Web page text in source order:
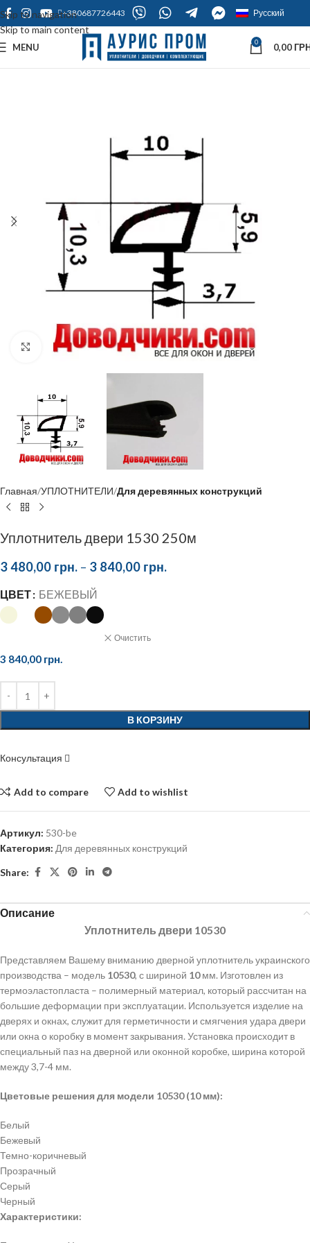
Skip to navigation
Skip to main content
+380687726443 Русский
MENU 0 0,00
Click to enlarge
Главная УПЛОТНИТЕЛИ Для деревянных конструкций
Уплотнитель двери 1530 250м
3 480,00 грн. – 3 840,00 грн.
ЦВЕТ БЕЖЕВЫЙ
Очистить
3 840,00 грн.
В КОРЗИНУ
Консультация
Add to compare Add to wishlist
Артикул: 530-be
Категория: Для деревянных конструкций
Share:
Описание
Уплотнитель двери 10530
Представляем Вашему вниманию дверной уплотнитель украинского
производства – модель 10530, с шириной 10мм. Изготовлен из
термоэластопласта – полимерный материал, который рассчитан на
большие деформации при эксплуатации. Используется изделие на
дверях и окнах, служит для герметичности и смягчения удара двери
или окна о коробку в момент закрывания. Установка происходит в
специальный паз на дверной или оконной коробке, ширина которой
между 3,7-4 мм.
Цветовые решения для модели 10530 (10 мм):
Белый
Бежевый
Темно-коричневый
Прозрачный
Серый
Черный
Характеристики: